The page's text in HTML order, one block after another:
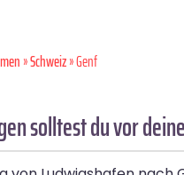
»Schweiz» Genf
solltest du vor